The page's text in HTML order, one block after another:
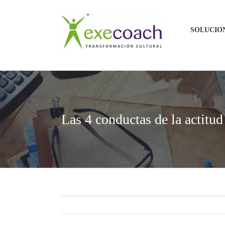
Las 4 conductas de la